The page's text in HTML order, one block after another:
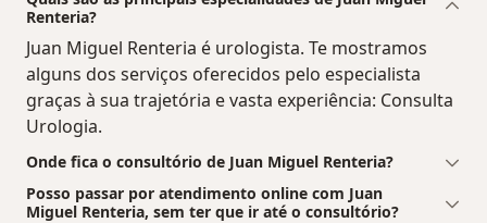
Renteria?
Juan Miguel Renteria é urologista. Te mostramos
alguns dos serviços oferecidos pelo especialista
graças à sua trajetória e vasta experiência: Consulta
Urologia.
Onde fica o consultório de Juan Miguel Renteria?
Posso passar por atendimento online com Juan
Miguel Renteria, sem ter que ir até o consultório?